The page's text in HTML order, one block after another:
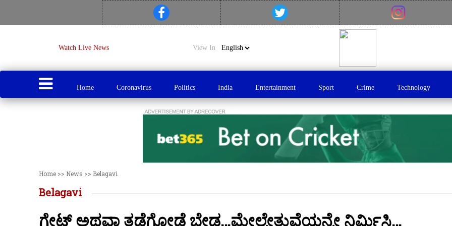
Watch Live News View In
Home Coronavirus Politics India Entertainment Sport Crime Technology
Home >> News >> Belagavi
Belagavi
ಗೇಟ್ ಅಥವಾ ತಡೆಗೋಡೆ ಬೇಡ…ಮೇಲ್ಸೇತುವೆಯನ್ನೇ ನಿರ್ಮಿಸಿ…